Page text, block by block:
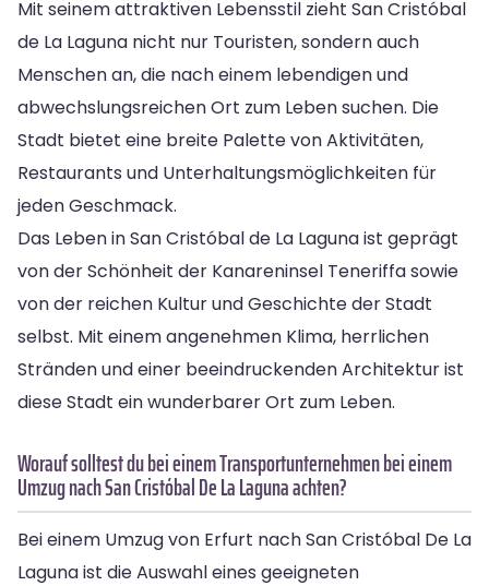
Mit seinem attraktiven Lebensstil zieht San Cristóbal
de La Laguna nicht nur Touristen, sondern auch
Menschen an, die nach einem lebendigen und
abwechslungsreichen Ort zum Leben suchen. Die
Stadt bietet eine breite Palette von Aktivitäten,
Restaurants und Unterhaltungsmöglichkeiten für
jeden Geschmack.
Das Leben in San Cristóbal de La Laguna ist geprägt
von der Schönheit der Kanareninsel Teneriffa sowie
von der reichen Kultur und Geschichte der Stadt
selbst. Mit einem angenehmen Klima, herrlichen
Stränden und einer beeindruckenden Architektur ist
diese Stadt ein wunderbarer Ort zum Leben.
Worauf solltest du bei einem Transportunternehmen bei einem
Umzug nach San Cristóbal De La Laguna achten?
Bei einem Umzug von Erfurt nach San Cristóbal De La
Laguna ist die Auswahl eines geeigneten